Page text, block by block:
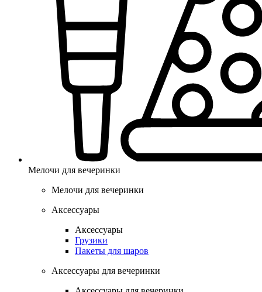
Мелочи для вечеринки
Мелочи для вечеринки
Аксессуары
Аксессуары
Грузики
Пакеты для шаров
Аксессуары для вечеринки